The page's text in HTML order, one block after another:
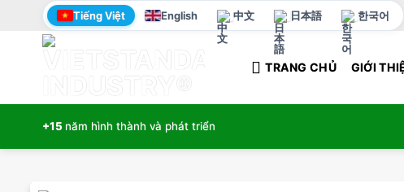
Tiếng Việt English 中文 日本語 한국어
TRANG CHỦ GIỚI
+15 năm hình thành và phát triển